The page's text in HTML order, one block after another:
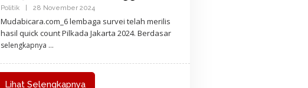
A
Politik 28 November 2024O
E
H
D
E
Mudabicara.com_6 lembaga survei telah merilis
hasil quick count Pilkada Jakarta 2024. Berdasar
selengkapnya
Lihat Selengkapnya